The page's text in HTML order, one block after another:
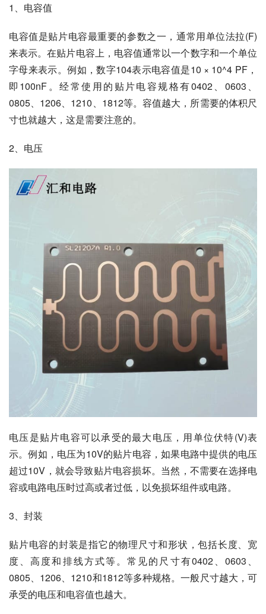
1、电容值
电容值是贴片电容最重要的参数之一，通常用单位法拉(F)
来表示。在贴片电容上，电容值通常以一个数字和一个单位
字母来表示。例如，数字104表示电容值是10 × 10^4 PF，
即100nF。经常使用的贴片电容规格有0402、0603、
0805、1206、1210、1812等。容值越大，所需要的体积尺
寸也就越大，这是需要注意的。
2、电压
电压是贴片电容可以承受的最大电压，用单位伏特(V)表
示。例如，电压为10V的贴片电容，如果电路中提供的电压
超过10V，就会导致贴片电容损坏。当然，不需要在选择电
容或电路电压时过高或者过低，以免损坏组件或电路。
3、封装
贴片电容的封装是指它的物理尺寸和形状，包括长度、宽
度、高度和排线方式等。常见的尺寸有0402、0603、
0805、1206、1210和1812等多种规格。一般尺寸越大，可
承受的电压和电容值也越大。